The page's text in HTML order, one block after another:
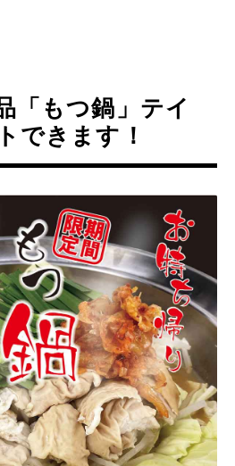
「もつ鍋」テイ
できます！